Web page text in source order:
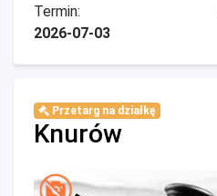
Termin:
2026-07-03
Przetarg na działkę
Knurów